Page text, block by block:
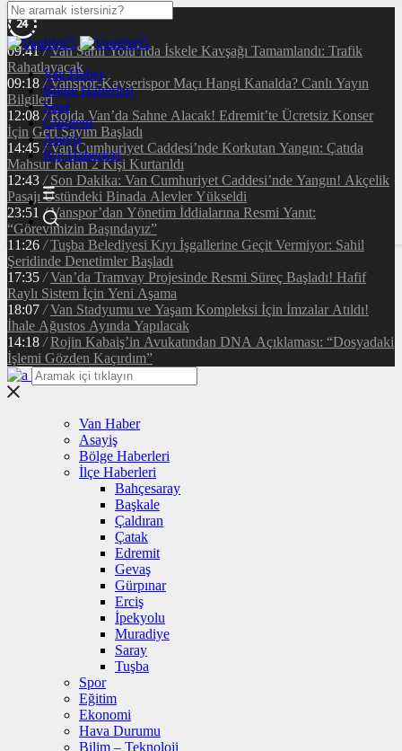
Van Haber
Bölge Haberleri
Spor
Gündem
Asayiş
İlçe Haberleri
09:41 / Van Sahil Yolu’nda İskele Kavşağı Tamamlandı: Trafik
Rahatlayacak
09:18 / Vanspor-Kayserispor Maçı Hangi Kanalda? Canlı Yayın
Bilgileri
12:08 / Rojda Van’da Sahne Alacak! Edremit’te Ücretsiz Konser
İçin Geri Sayım Başladı
14:45 / Van Cumhuriyet Caddesi’nde Korkutan Yangın: Çatıda
Mahsur Kalan 2 Kişi Kurtarıldı
12:43 / Son Dakika: Van Cumhuriyet Caddesi’nde Yangın! Akçelik
Pasajı Üstündeki Binada Alevler Yükseldi
23:51 / Vanspor’dan Yönetim İddialarına Resmi Yanıt:
“Görevimizin Başındayız”
11:26 / Tuşba Belediyesi Kıyı İşgallerine Geçit Vermiyor: Sahil
Şeridinde Denetimler Başladı
17:35 / Van’da Tramvay Projesinde Resmi Süreç Başladı! Hafif
Raylı Sistem İçin Yeni Aşama
18:07 / Van Stadyumu ve Yaşam Kompleksi İçin İmzalar Atıldı!
İhale Ağustos Ayında Yapılacak
14:18 / Rojin Kabaiş’in Avukatından DNA Açıklaması: “Dosyadaki
İşlemi Gözden Kaçırdım”
Van Haber
Asayiş
Bölge Haberleri
İlçe Haberleri
Bahçesaray
Başkale
Çaldıran
Çatak
Edremit
Gevaş
Gürpınar
Erciş
İpekyolu
Muradiye
Saray
Tuşba
Spor
Eğitim
Ekonomi
Hava Durumu
Bilim – Teknoloji